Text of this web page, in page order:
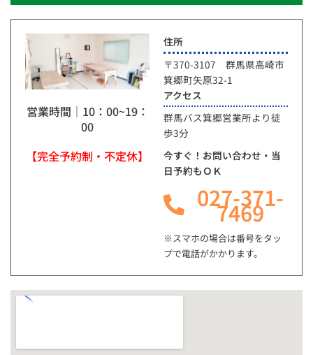
営業時間｜10：00~19：
00
【完全予約制・不定休】
住所
〒370-3107 群馬県高崎市
箕郷町矢原32-1
アクセス
群馬バス箕郷営業所より徒
歩3分
今すぐ！お問い合わせ・当
日予約もＯＫ
027-371-
7469
※スマホの場合は番号をタッ
プで電話がかかります。